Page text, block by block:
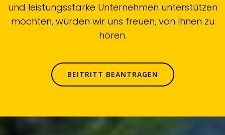
und leistungsstarke Unternehmen unterstützen
möchten, würden wir uns freuen, von Ihnen zu
hören.
BEITRITT BEANTRAGEN